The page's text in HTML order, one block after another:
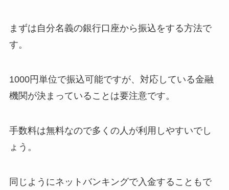
まずは自分名義の銀行口座から振込をする方法で
す。
1000円単位で振込可能ですが、対応している金融
機関が決まっていることは要注意です。
手数料は無料なので多くの人が利用しやすいでし
ょう。
同じようにネットバンキングで入金することもで